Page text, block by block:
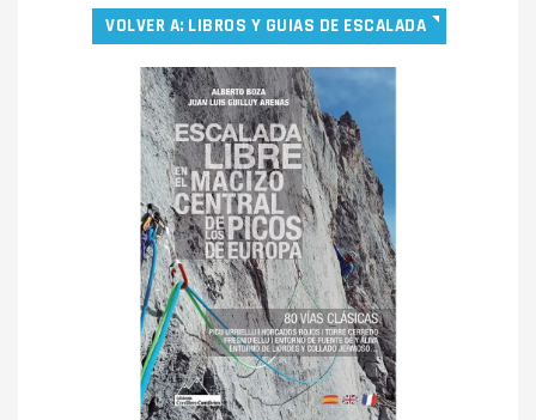
VOLVER A: LIBROS Y GUIAS DE ESCALADA